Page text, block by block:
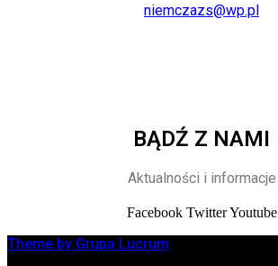
niemczazs@wp.pl
BĄDŹ Z NAMI
Aktualności i informacje
Facebook Twitter Youtube
Theme by Grupa Lucrum